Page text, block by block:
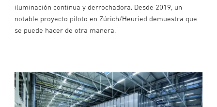
iluminación continua y derrochadora. Desde 2019, un
notable proyecto piloto en Zúrich/Heuried demuestra que
se puede hacer de otra manera.